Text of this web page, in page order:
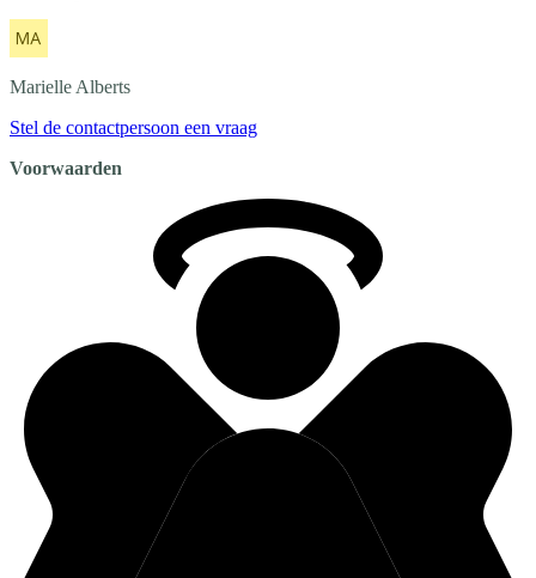
Marielle Alberts
Stel de contactpersoon een vraag
Voorwaarden